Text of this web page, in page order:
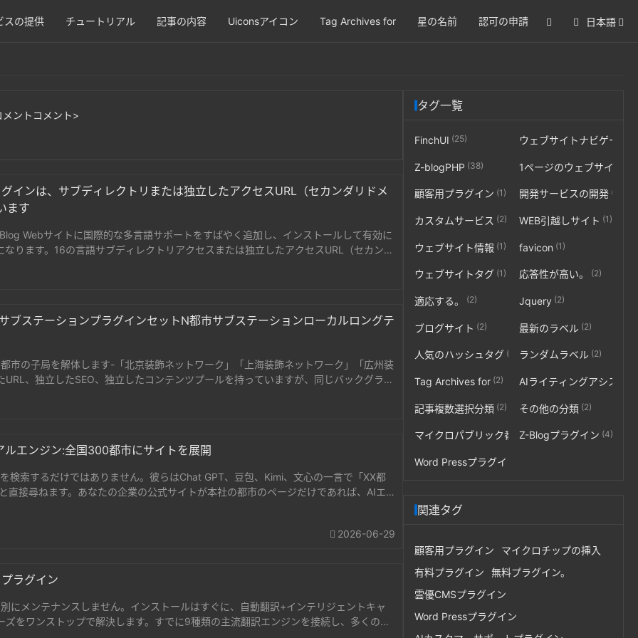
スの提供 チュートリアル 記事の内容 Uiconsアイコン Tag Archives for 星の名前 認可の申請 日本語
メントコメント>
インは、サブディレクトリまたは独立したアクセスURL（セカンダリドメ
ます
Webサイトに国際的な多言語サポートをすばやく追加し、インストールして有効に
ります。16の言語サブディレクトリアクセスまたは独立したアクセスURL（セカンダ
ブステーションプラグインセットN都市サブステーションローカルロングテ
市の子局を解体します-「北京装飾ネットワーク」「上海装飾ネットワーク」「広州装
、独立したSEO、独立したコンテンツプールを持っていますが、同じバックグラウ
エンジン:全国300都市にサイトを展開
検索するだけではありません。彼らはChat GPT、豆包、Kimi、文心の一言で「XX都
直接尋ねます。あなたの企業の公式サイトが本社の都市のページだけであれば、AIエ
2026-06-29
ラグイン
にメンテナンスしません。インストールはすぐに、自動翻訳+インテリジェントキャ
をワンストップで解決します。すでに9種類の主流翻訳エンジンを接続し、多くのサ
タグ一覧
FinchUI (25) ウェブサイトナビゲーシ
Z-blogPHP (38) 1ページのウェブサイト
顧客用プラグイン (1) 開発サービスの開発(2)
カスタムサービス (2) WEB引越しサイト (1)
ウェブサイト情報 (1) favicon (1)
ウェブサイトタグ (1) 応答性が高い。 (2)
適応する。 (2) Jquery (2)
ブログサイト (2) 最新のラベル (2)
人気のハッシュタグ (2) ランダムラベル (2)
Tag Archives for (2) AIライティングアシスタ
記事複数選択分類 (2) その他の分類(2)
マイクロパブリック番号(3)
Z-Blogプラグイン (4)
Word Pressプラグイン
関連タグ
顧客用プラグイン
マイクロチップの挿入
有料プラグイン
無料プラグイン。
雲優CMSプラグイン
Word Pressプラグイン